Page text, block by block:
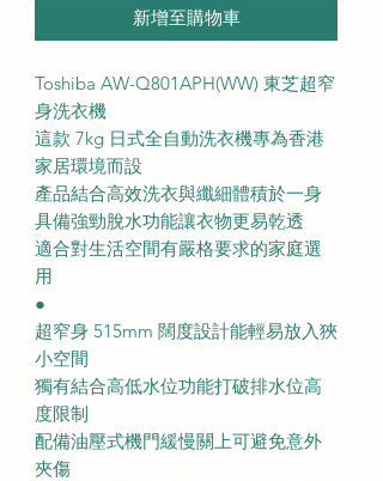
新增至購物車
Toshiba AW-Q801APH(WW) 東芝超窄
身洗衣機
這款 7kg 日式全自動洗衣機專為香港
家居環境而設
產品結合高效洗衣與纖細體積於一身
具備強勁脫水功能讓衣物更易乾透
適合對生活空間有嚴格要求的家庭選
用
●
超窄身 515mm 闊度設計能輕易放入狹
小空間
獨有結合高低水位功能打破排水位高
度限制
配備油壓式機門緩慢關上可避免意外
夾傷